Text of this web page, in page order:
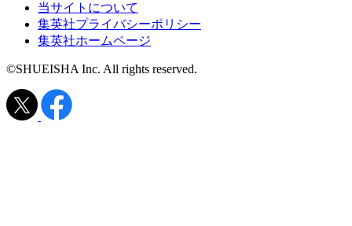
当サイトについて
集英社プライバシーポリシー
集英社ホームページ
©SHUEISHA Inc. All rights reserved.